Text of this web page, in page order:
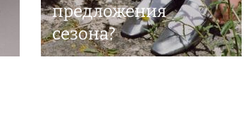
предложения
сезона?